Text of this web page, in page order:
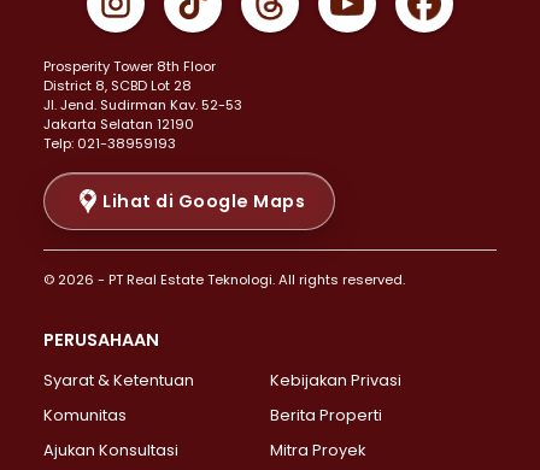
Properti Dijual di Johar Baru >
Properti Dijual di Menteng >
Properti Dijual di Senen >
Properti Dijual di Tanah Abang >
Properti Dijual di Cikini >
Properti Dijual di Kramat >
Properti Dijual di Pasar Baru >
Properti Dijual di Bendungan Hilir >
Properti Dijual di Jakarta Selatan >
Properti Dijual di Lebak Bulus >
Properti Dijual di Gandaria Selatan >
Properti Dijual di Pondok Labu >
Prosperity Tower 8th Floor
District 8, SCBD Lot 28
JI. Jend. Sudirman Kav. 52-53
Jakarta Selatan 12190
Telp: 021-38959193
Lihat di Google Maps
© 2026 - PT Real Estate Teknologi. All rights reserved.
PERUSAHAAN
Syarat & Ketentuan
Kebijakan Privasi
Komunitas
Berita Properti
Ajukan Konsultasi
Mitra Proyek